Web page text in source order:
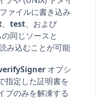
ァイルに書き込み
、 test、および
同じソースと
み込むことが可能
オプシ
指定した証明書を
ブのみを解凍する